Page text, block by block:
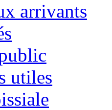
arrivants
utiles